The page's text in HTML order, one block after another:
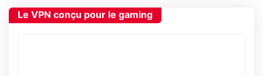
Le VPN conçu pour le gaming